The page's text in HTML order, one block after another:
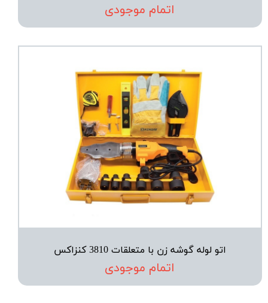
اتمام موجودی
اتو لوله گوشه زن با متعلقات 3810 کنزاکس
اتمام موجودی